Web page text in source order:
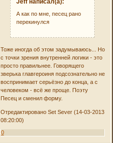
Jeff написал(а):
А как по мне, песец рано
перекинулся
Тоже иногда об этом задумываюсь... Но
с точки зрения внутренней логики - это
просто правильнее. Говорящего
зверька главгероиня подсознательно не
воспринимает серьёзно до конца, а с
человеком - всё же проще. Поэту
Песец и сменил форму.
Отредактировано Set Sever (14-03-2013
08:20:00)
0